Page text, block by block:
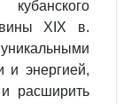
XIX в.
и энергией,
расширить